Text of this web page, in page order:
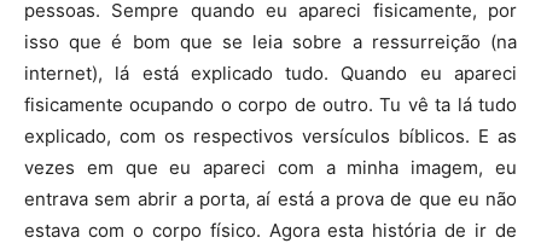
pessoas. Sempre quando eu apareci fisicamente, por
isso que é bom que se leia sobre a ressurreição (na
internet), lá está explicado tudo. Quando eu apareci
fisicamente ocupando o corpo de outro. Tu vê ta lá tudo
explicado, com os respectivos versículos bíblicos. E as
vezes em que eu apareci com a minha imagem, eu
entrava sem abrir a porta, aí está a prova de que eu não
estava com o corpo físico. Agora esta história de ir de